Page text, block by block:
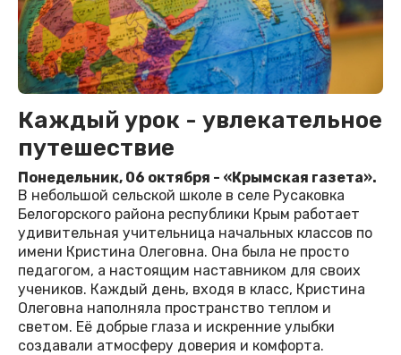
Каждый урок - увлекательное
путешествие
Понедельник, 06 октября - «Крымская газета».
В небольшой сельской школе в селе Русаковка
Белогорского района республики Крым работает
удивительная учительница начальных классов по
имени Кристина Олеговна. Она была не просто
педагогом, а настоящим наставником для своих
учеников. Каждый день, входя в класс, Кристина
Олеговна наполняла пространство теплом и
светом. Её добрые глаза и искренние улыбки
создавали атмосферу доверия и комфорта.